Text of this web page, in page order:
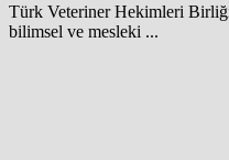
Türk Veteriner Hekimleri
bilimsel ve mesleki ...